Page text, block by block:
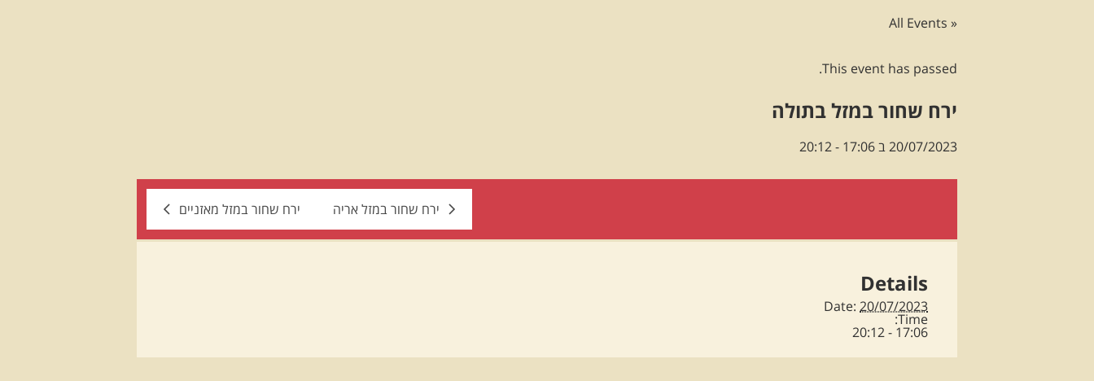
« All Events
This event has passed.
ירח שחור במזל בתולה
20/07/2023 ב 17:06 -
20:12
ירח שחור במזל אריה ירח שחור במזל מאזניים
Details
Date: 20/07/2023
Time:
17:06 - 20:12